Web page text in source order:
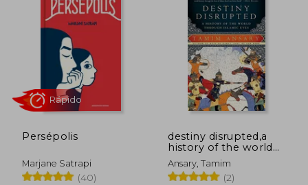
Persépolis
Marjane Satrapi
(40)
Rápido
destiny disrupted,a
history of the world
through islamic eyes
(en Inglés)
Ansary, Tamim
(2)